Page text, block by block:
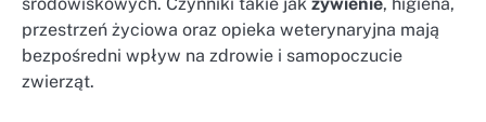
środowiskowych. Czynniki takie jak żywienie, higiena,
przestrzeń życiowa oraz opieka weterynaryjna mają
bezpośredni wpływ na zdrowie i samopoczucie
zwierząt.